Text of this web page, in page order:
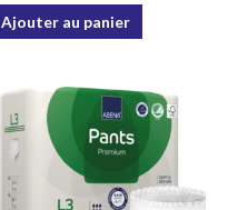
Ajouter au panier